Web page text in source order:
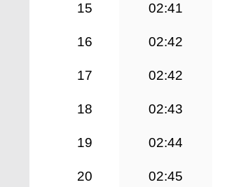
15 02:41
16 02:42
17 02:42
18 02:43
19 02:44
20 02:45